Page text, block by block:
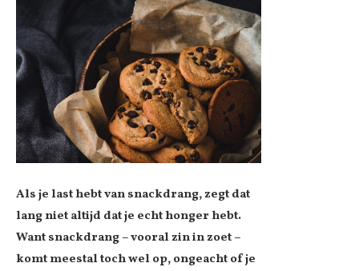
Als je last hebt van snackdrang, zegt dat
lang niet altijd dat je echt honger hebt.
Want snackdrang – vooral zin in zoet –
komt meestal toch wel op, ongeacht of je